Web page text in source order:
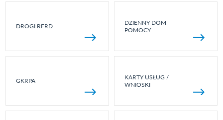
DROGI RFRD
DZIENNY DOM
POMOCY
GKRPA
KARTY USŁUG /
WNIOSKI